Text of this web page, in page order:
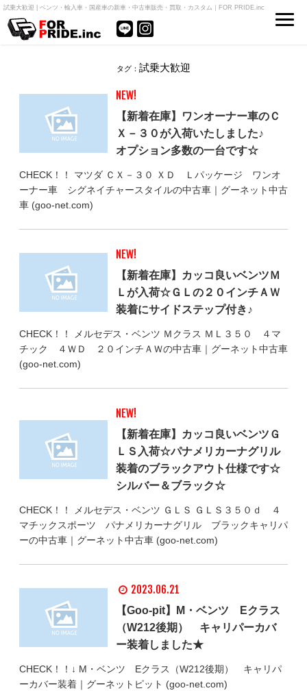
試乗大歓迎 | ベンツ・輸入車・国産車の新車・中古車販売・買取・カスタム｜FOR PRIDE.inc
タグ： 試乗大歓迎
NEW!
【新着在庫】ワンオーナー車のＣ
Ｘ－３０が入荷いたしました♪
オプション多数の一台です☆
CHECK！！ マツダ ＣＸ－３０ ＸＤ Ｌパッケージ ワンオ
ーナー車 シグネイチャースタイルの中古車｜グーネット中古
車 (goo-net.com)
NEW!
【新着在庫】カッコ良いベンツＭ
Ｌが入荷☆ＧＬの２０インチＡＷ
装着にサイドステップ付き♪
CHECK！！ メルセデス・ベンツ Ｍクラス ＭＬ３５０ ４マ
チック ４ＷＤ ２０インチＡＷの中古車｜グーネット中古車
(goo-net.com)
NEW!
【新着在庫】カッコ良いベンツＧ
ＬＳ入荷☆パナメリカーナグリル
装着のブラックアウト仕様です☆
シルバー＆ブラック☆
CHECK！！ メルセデス・ベンツ ＧＬＳ ＧＬＳ３５０ｄ ４
マチックスポーツ パナメリカーナグリル ブラックキャリパ
ーの中古車｜グーネット中古車 (goo-net.com)
2023.06.21
【Goo-pit】M・ベンツ Eクラス
（W212後期） キャリパーカバ
ー装着しました★
CHECK！！↓ M・ベンツ Eクラス（W212後期） キャリパ
ーカバー装着｜グーネットピット (goo-net.com)